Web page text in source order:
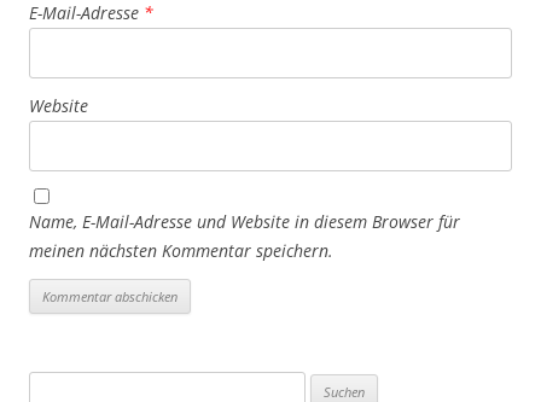
E-Mail-Adresse *
Website
Name, E-Mail-Adresse und Website in diesem Browser für
meinen nächsten Kommentar speichern.